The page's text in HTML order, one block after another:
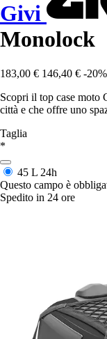
Givi
Monolock
183,00 € 146,40 € -20%
Scopri il top case moto
città e che offre uno
Taglia
*
45 L 24h
Questo campo è
Spedito in 24 ore